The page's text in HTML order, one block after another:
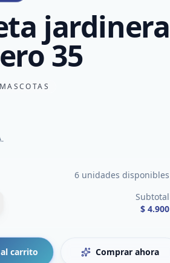
jardinera
35
6 unidades disponibles
Subtotal
$ 4.900
carrito Comprar ahora